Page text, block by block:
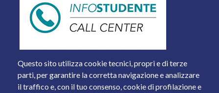
Questo sito utilizza cookie tecnici, propri e di terze
parti, per garantire la corretta navigazione e analizzare
il traffico e, con il tuo consenso, cookie di profilazione e